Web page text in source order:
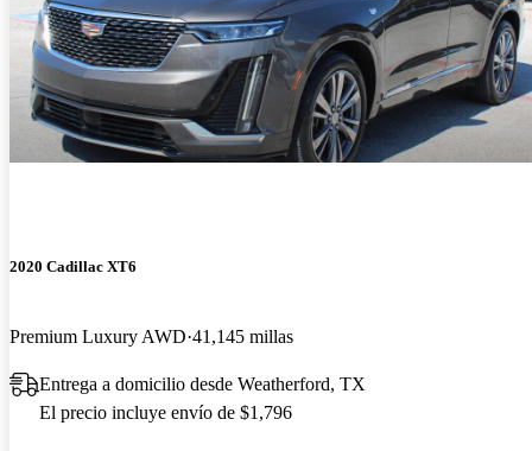
2020 Cadillac XT6
Premium Luxury AWD 41,145 millas
Entrega a domicilio desde Weatherford, TX
El precio incluye envío de $1,796